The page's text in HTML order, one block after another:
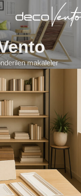
makaleler